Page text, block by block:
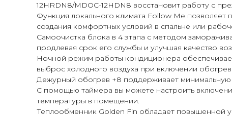
12HRDN8/MDOC-12HDN8 восстановит работу с
Функция локального климата Follow Me
создания комфортных условий в спальне или
Самоочистка блока в 4 этапа с методом
продлевая срок его службы и улучшая качество
Ночной режим работы кондиционера
выброс холодного воздуха при включении
Дежурный обогрев +8 поддерживает минимальную
С помощью таймера вы можете настроить
температуры в помещении.
Теплообменник Golden Fin обладает повышенной